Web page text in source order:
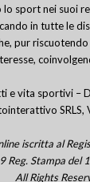
sport nei suoi
in tutte le
pur
e vita sportivi –
SRLS,
iscritta al
Reg. Stampa
All Rights